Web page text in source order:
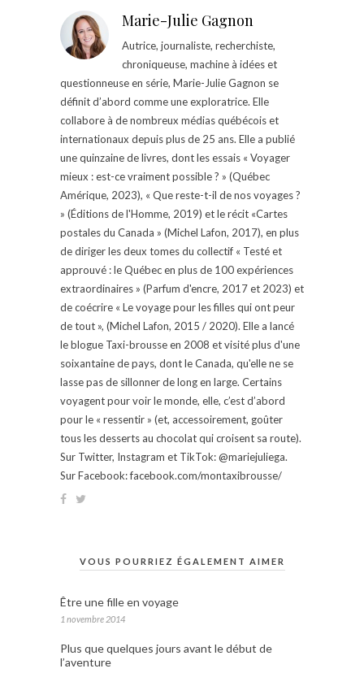
Marie-Julie Gagnon
Autrice, journaliste, recherchiste,
chroniqueuse, machine à idées et
questionneuse en série, Marie-Julie Gagnon se
définit d’abord comme une exploratrice. Elle
collabore à de nombreux médias québécois et
internationaux depuis plus de 25 ans. Elle a publié
une quinzaine de livres, dont les essais « Voyager
mieux : est-ce vraiment possible ? » (Québec
Amérique, 2023), « Que reste-t-il de nos voyages ?
» (Éditions de l'Homme, 2019) et le récit «Cartes
postales du Canada » (Michel Lafon, 2017), en plus
de diriger les deux tomes du collectif « Testé et
approuvé : le Québec en plus de 100 expériences
extraordinaires » (Parfum d'encre, 2017 et 2023) et
de coécrire « Le voyage pour les filles qui ont peur
de tout », (Michel Lafon, 2015 / 2020). Elle a lancé
le blogue Taxi-brousse en 2008 et visité plus d'une
soixantaine de pays, dont le Canada, qu'elle ne se
lasse pas de sillonner de long en large. Certains
voyagent pour voir le monde, elle, c’est d’abord
pour le « ressentir » (et, accessoirement, goûter
tous les desserts au chocolat qui croisent sa route).
Sur Twitter, Instagram et TikTok: @mariejuliega.
Sur Facebook: facebook.com/montaxibrousse/
VOUS POURRIEZ ÉGALEMENT AIMER
Être une fille en voyage
1 novembre 2014
Plus que quelques jours avant le début de
l’aventure